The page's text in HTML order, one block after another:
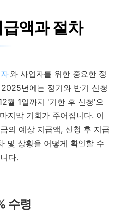
액과 절차
와 사업자를 위한 중요한 정
년에는 정기와 반기 신청
월 1일까지 '기한 후 신청'으
지막 기회가 주어집니다. 이
의 예상 지급액, 신청 후 지급
및 상황을 어떻게 확인할 수
다.
수령